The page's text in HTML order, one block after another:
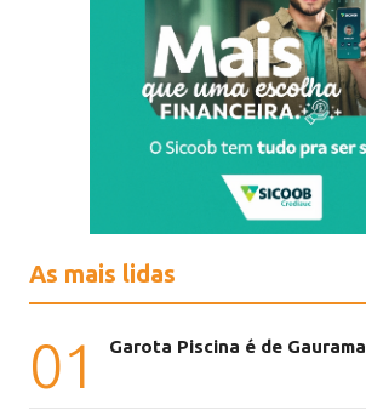
As mais lidas
01 Garota Piscina é de Gaurama